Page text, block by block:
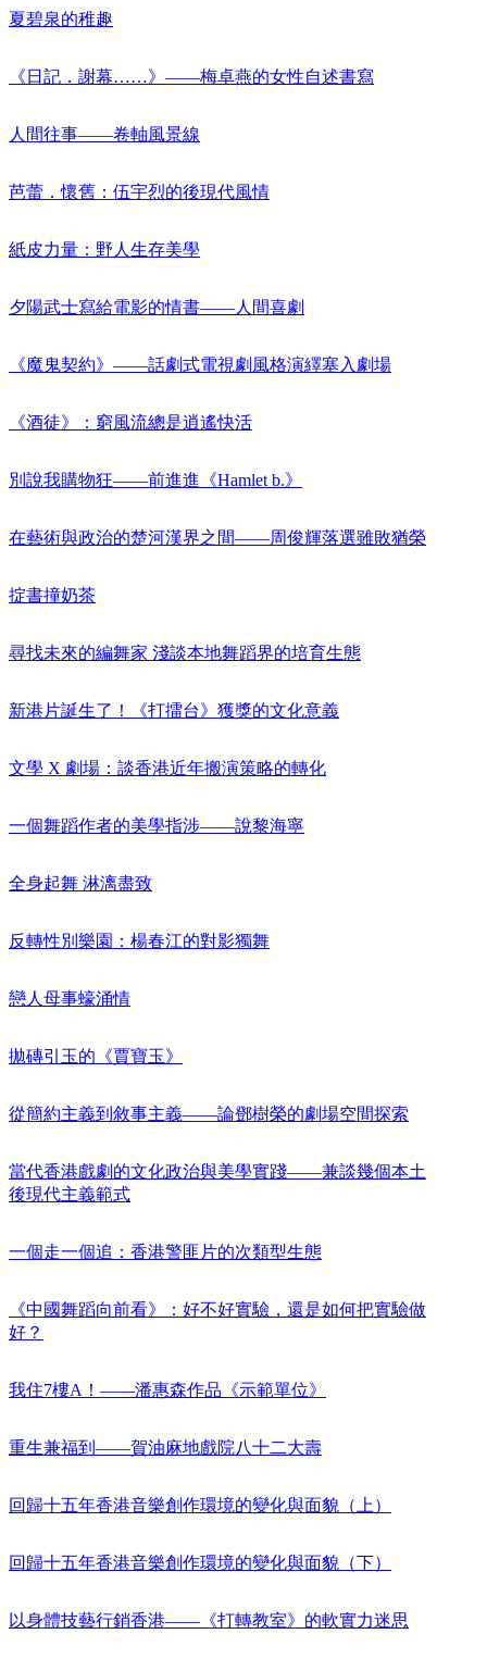
夏碧泉的稚趣
《日記．謝幕……》——梅卓燕的女性自述書寫
人間往事——卷軸風景線
芭蕾．懷舊：伍宇烈的後現代風情
紙皮力量：野人生存美學
夕陽武士寫給電影的情書——人間喜劇
《魔鬼契約》——話劇式電視劇風格演繹塞入劇場
《酒徒》：窮風流總是逍遙快活
別說我購物狂——前進進《Hamlet b.》
在藝術與政治的楚河漢界之間——周俊輝落選雖敗猶榮
掟書撞奶茶
尋找未來的編舞家 淺談本地舞蹈界的培育生態
新港片誕生了！《打擂台》獲獎的文化意義
文學 X 劇場：談香港近年搬演策略的轉化
一個舞蹈作者的美學指涉——說黎海寧
全身起舞 淋漓盡致
反轉性別樂園：楊春江的對影獨舞
戀人母事蠔涌情
拋磚引玉的《賈寶玉》
從簡約主義到敘事主義——論鄧樹榮的劇場空間探索
當代香港戲劇的文化政治與美學實踐——兼談幾個本土
後現代主義範式
一個走一個追：香港警匪片的次類型生態
《中國舞蹈向前看》：好不好實驗，還是如何把實驗做
好？
我住7樓A！——潘惠森作品《示範單位》
重生兼福到——賀油麻地戲院八十二大壽
回歸十五年香港音樂創作環境的變化與面貌（上）
回歸十五年香港音樂創作環境的變化與面貌（下）
以身體技藝行銷香港——《打轉教室》的軟實力迷思